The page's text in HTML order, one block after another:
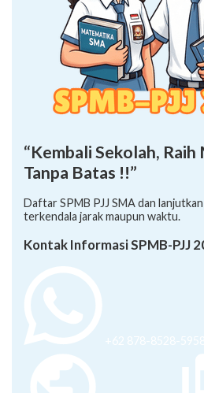
“Kembali Sekolah, Raih
Tanpa Batas !!”
Daftar SPMB PJJ SMA dan
terkendala jarak maupun waktu.
Kontak Informasi SPMB-PJJ
+62 878-8528-